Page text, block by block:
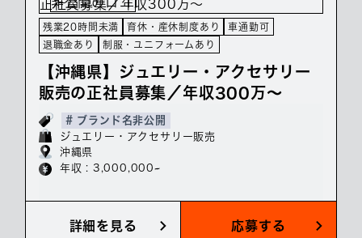
残業20時間未満 育休・産休制度あり
車通勤可
退職金あり
制服・ユニフォームあり
【沖縄県】ジュエリー・アクセサリー
販売の正社員募集／年収300万～
# ブランド名非公開
ジュエリー・アクセサリー販売
沖縄県
年収 : 3,000,000~
詳細を見る 応募する